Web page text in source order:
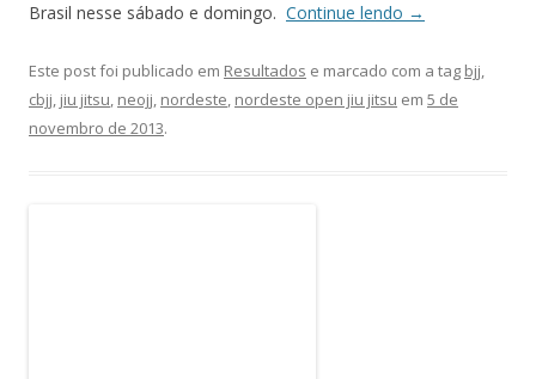
Brasil nesse sábado e domingo. Continue lendo →
Este post foi publicado em Resultados e marcado com a tag bjj,
cbjj, jiu jitsu, neojj, nordeste, nordeste open jiu jitsu em 5 de
novembro de 2013.